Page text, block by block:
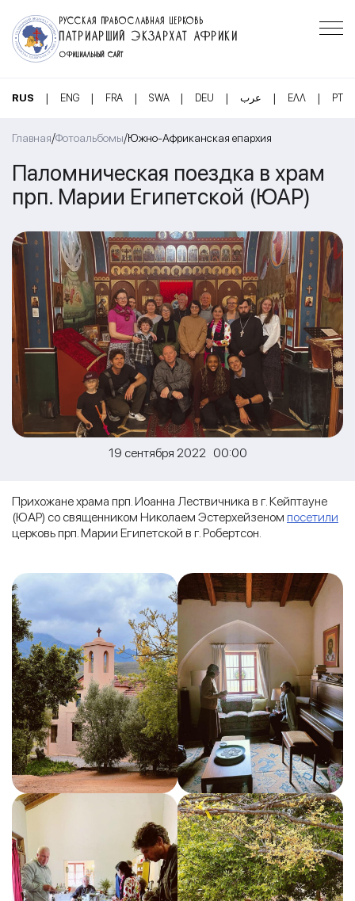
РУССКАЯ ПРАВОСЛАВНАЯ ЦЕРКОВЬ
ПАТРИАРШИЙ ЭКЗАРХАТ АФРИКИ
ОФИЦИАЛЬНЫЙ САЙТ
RUS | ENG | FRA | SWA | DEU | عرب | ΕΛΛ | PT
Главная/Фотоальбомы/Южно-Африканская епархия
Паломническая поездка в храм
прп. Марии Египетской (ЮАР)
19 сентября 2022 00:00
Прихожане храма прп. Иоанна Лествичника в г. Кейптауне
(ЮАР) со священником Николаем Эстерхейзеном посетили
церковь прп. Марии Египетской в г. Робертсон.